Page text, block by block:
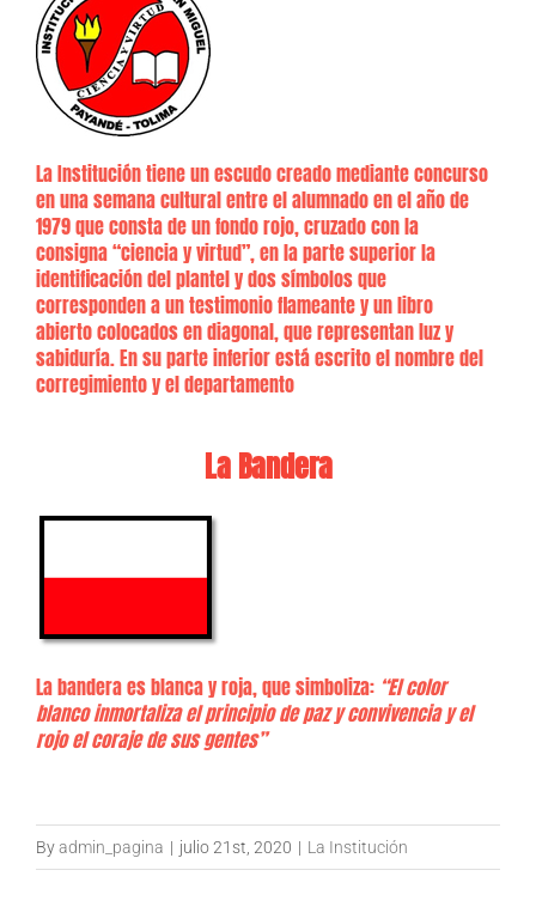
La Institución tiene un escudo creado mediante concurso
en una semana cultural entre el alumnado en el año de
1979 que consta de un fondo rojo, cruzado con la
consigna “ciencia y virtud”, en la parte superior la
identificación del plantel y dos símbolos que
corresponden a un testimonio flameante y un libro
abierto colocados en diagonal, que representan luz y
sabiduría. En su parte inferior está escrito el nombre del
corregimiento y el departamento
La Bandera
La bandera es blanca y roja, que simboliza: “El color
blanco inmortaliza el principio de paz y convivencia y el
rojo el coraje de sus gentes”
Byadmin_pagina | julio 21st, 2020 | La Institución